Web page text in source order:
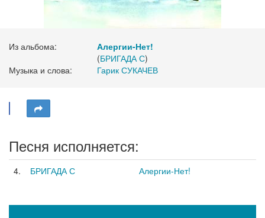
Из альбома:
Алергии-Нет!
(БРИГАДА С)
Музыка и слова:
Гарик СУКАЧЕВ
Песня исполняется:
4. БРИГАДА С Алергии-Нет!